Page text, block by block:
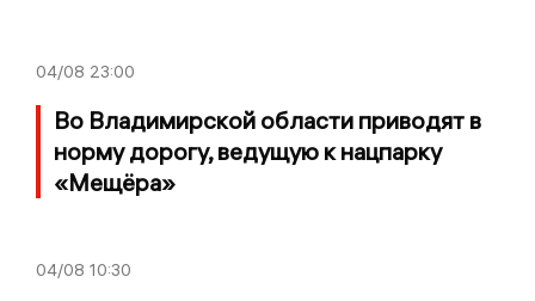
04/08 23:00
Во Владимирской области приводят в
норму дорогу, ведущую к нацпарку
«Мещёра»
04/08 10:30